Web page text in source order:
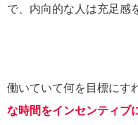
で、内向的な人は充足感
働いていて何を目標にす
な時間をインセンティブ